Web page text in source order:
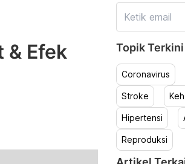
& Efek
Topik Terkini
Coronavirus
Stroke
Hipertensi
Reproduksi